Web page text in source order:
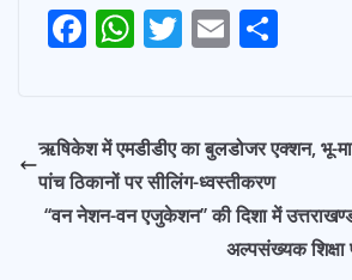
F
b
o
o
W
s
A
p
T
er
E
l e
ऋषिकेश में एमडीडीए का बुलडोजर एक्शन, भू-
पांच ठिकानों पर सीलिंग-ध्वस्तीकरण
‘‘वन नेशन-वन एजुकेशन’’ की दिशा में
अल्पसंख्यक शिक्षा